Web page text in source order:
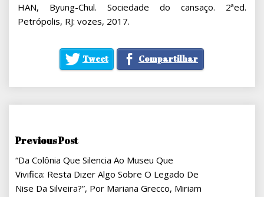
HAN, Byung-Chul. Sociedade do cansaço. 2ªed.
Petrópolis, RJ: vozes, 2017.
Tweet Compartilhar
Navegação
De
Previous Post
“Da Colônia Que Silencia Ao Museu Que
Vivifica: Resta Dizer Algo Sobre O Legado De
Nise Da Silveira?”, Por Mariana Grecco, Miriam